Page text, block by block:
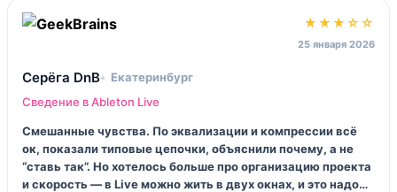
★★★☆☆
25 января 2026
Серёга DnB
Екатеринбург
Сведение в Ableton Live
Смешанные чувства. По эквализации и компрессии всё
ок, показали типовые цепочки, объяснили почему, а не
“ставь так”. Но хотелось больше про организацию проекта
и скорость — в Live можно жить в двух окнах, и это надо